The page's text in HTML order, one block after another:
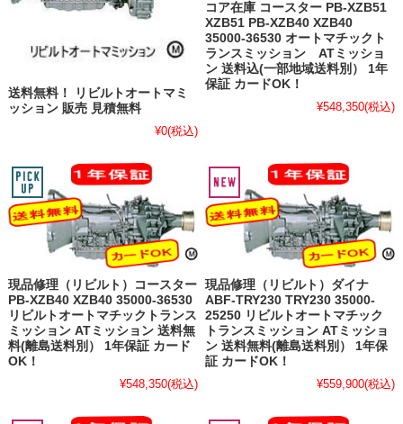
送料無料！ リビルトオートマミ
ッション 販売 見積無料
¥0(税込)
コア在庫 コースター PB-XZB51
XZB51 PB-XZB40 XZB40
35000-36530 オートマチックト
ランスミッション ATミッショ
ン 送料込(一部地域送料別） 1年
保証 カードOK！
¥548,350(税込)
現品修理（リビルト）コースター
PB-XZB40 XZB40 35000-36530
リビルトオートマチックトランス
ミッション ATミッション 送料無
料(離島送料別） 1年保証 カード
OK！
¥548,350(税込)
現品修理（リビルト）ダイナ
ABF-TRY230 TRY230 35000-
25250 リビルトオートマチック
トランスミッション ATミッショ
ン 送料無料(離島送料別） 1年保
証 カードOK！
¥559,900(税込)